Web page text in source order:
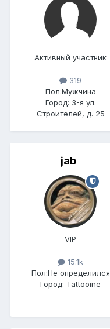
Активный участник
319
Пол:Мужчина
Город: 3-я ул.
Строителей, д. 25
jab
VIP
15.1k
Пол:Не определился
Город: Tattooine